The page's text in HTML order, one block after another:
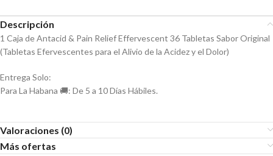
Descripción
1 Caja de Antacid & Pain Relief Effervescent 36 Tabletas Sabor Original
(Tabletas Efervescentes para el Alivio de la Acidez y el Dolor)
Entrega Solo:
Para La Habana 🚚: De 5 a 10 Días Hábiles.
Valoraciones (0)
Más ofertas